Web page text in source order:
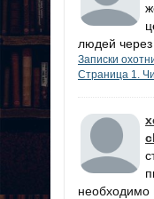
людей через
Записки
Страница 1.
необходимо